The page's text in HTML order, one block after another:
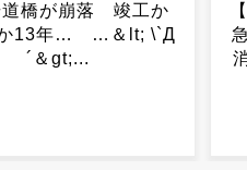
】熱中症で261人が救
、重症者は10人 東京
管内…2022年以来、